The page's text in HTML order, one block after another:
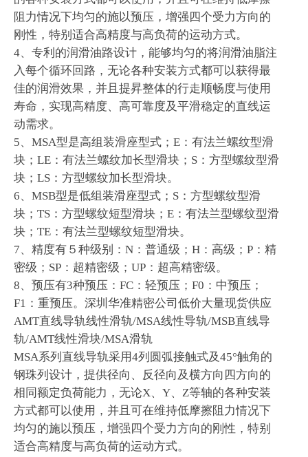
阻力情况下均匀的施以预压，增强四个受力方向的
刚性，特别适合高精度与高负荷的运动方式。
4、专利的润滑油路设计，能够均匀的将润滑油脂注
入每个循环回路，无论各种安装方式都可以获得最
佳的润滑效果，并且提昇整体的行走顺畅度与使用
寿命，实现高精度、高可靠度及平滑稳定的直线运
动需求。
5、MSA型是高组装滑座型式；E：有法兰螺纹型滑
块；LE：有法兰螺纹加长型滑块；S：方型螺纹型滑
块；LS：方型螺纹加长型滑块。
6、MSB型是低组装滑座型式；S：方型螺纹型滑
块；TS：方型螺纹短型滑块；E：有法兰型螺纹型滑
块；TE：有法兰型螺纹短型滑块。
7、精度有５种级别：N：普通级；H：高级；P：精
密级；SP：超精密级；UP：超高精密级。
8、预压有3种预压：FC：轻预压；F0：中预压；
F1：重预压。深圳华准精密公司低价大量现货供应
AMT直线导轨线性滑轨/MSA线性导轨/MSB直线导
轨/AMT线性滑块/MSA滑轨
MSA系列直线导轨采用4列圆弧接触式及45°触角的
钢珠列设计，提供径向、反径向及横方向四方向的
相同额定负荷能力，无论X、Y、Z等轴的各种安装
方式都可以使用，并且可在维持低摩擦阻力情况下
均匀的施以预压，增强四个受力方向的刚性，特别
适合高精度与高负荷的运动方式。